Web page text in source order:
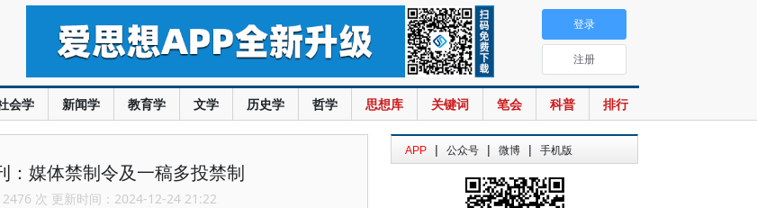
会学 新闻学 教育学 文学 历史学 哲学 思想库 关键词 笔会 科普 排行
登录
注册
：媒体禁制令及一稿多投禁制
次 更新时间：2024-12-24 21:22
APP | 公众号 | 微博 | 手机版